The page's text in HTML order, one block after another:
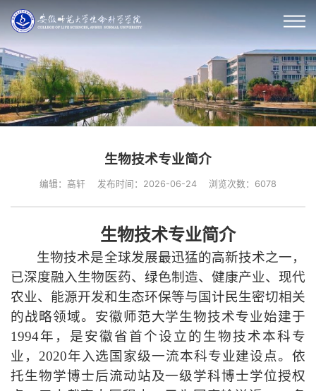
生物技术专业简介
编辑：高轩 发布时间：2026-06-24 浏览次数： 6078
生物技术专业简介
生物技术是全球发展最迅猛的高新技术之一，
已深度融入生物医药、绿色制造、健康产业、 现代
农业、能源开发和生态环保等与 国计民生密切相关
的战略领域。安徽师范大学生物技术专业始建于
1994年，是安徽省首个设立的生物技术本科专
业，2020年入选 国家级一流本科专业建设点。依
托生物学博士后流动站及一级学科博士学位授权